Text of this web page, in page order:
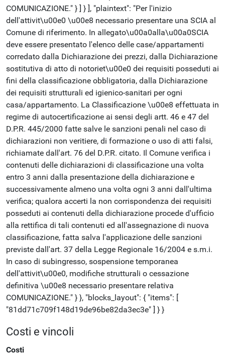
COMUNICAZIONE." } ] } ], "plaintext": "Per l'inizio
dell'attivit\u00e0 \u00e8 necessario presentare una SCIA al
Comune di riferimento. In allegato\u00a0alla\u00a0SCIA
deve essere presentato l'elenco delle case/appartamenti
corredato dalla Dichiarazione dei prezzi, dalla Dichiarazione
sostitutiva di atto di notoriet\u00e0 dei requisiti posseduti ai
fini della classificazione obbligatoria, dalla Dichiarazione
dei requisiti strutturali ed igienico-sanitari per ogni
casa/appartamento. La Classificazione \u00e8 effettuata in
regime di autocertificazione ai sensi degli artt. 46 e 47 del
D.P.R. 445/2000 fatte salve le sanzioni penali nel caso di
dichiarazioni non veritiere, di formazione o uso di atti falsi,
richiamate dall'art. 76 del D.P.R. citato. Il Comune verifica i
contenuti delle dichiarazioni di classificazione una volta
entro 3 anni dalla presentazione della dichiarazione e
successivamente almeno una volta ogni 3 anni dall'ultima
verifica; qualora accerti la non corrispondenza dei requisiti
posseduti ai contenuti della dichiarazione procede d'ufficio
alla rettifica di tali contenuti ed all'assegnazione di nuova
classificazione, fatta salva l'applicazione delle sanzioni
previste dall'art. 37 della Legge Regionale 16/2004 e s.m.i.
In caso di subingresso, sospensione temporanea
dell'attivit\u00e0, modifiche strutturali o cessazione
definitiva \u00e8 necessario presentare relativa
COMUNICAZIONE." } }, "blocks_layout": { "items": [
"81dd71c709f148d19de96be82da3ec3e" ] } }
Costi e vincoli
Costi